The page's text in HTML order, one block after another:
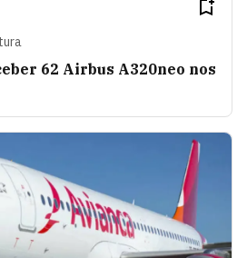
62 Airbus A320neo nos